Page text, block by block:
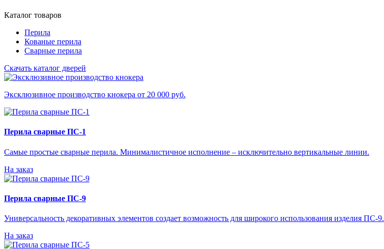
Каталог товаров
Перила
Кованые перила
Сварные перила
Скачать каталог дверей
Эксклюзивное производство кнокера от 20 000 руб.
Перила сварные ПС-1
Самые простые сварные перила. Минималистичное исполнение – исключительно вертикальные линии.
На заказ
Перила сварные ПС-9
Универсальность декоративных элементов создает возможность для широкого использования изделия ПС-9.
На заказ